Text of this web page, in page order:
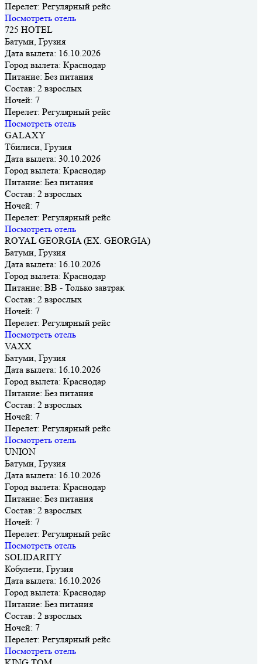
Перелет: Регулярный рейс
Посмотреть отель
725 HOTEL
Батуми, Грузия
Дата вылета: 16.10.2026
Город вылета: Краснодар
Питание: Без питания
Состав: 2 взрослых
Ночей: 7
Перелет: Регулярный рейс
Посмотреть отель
GALAXY
Тбилиси, Грузия
Дата вылета: 30.10.2026
Город вылета: Краснодар
Питание: Без питания
Состав: 2 взрослых
Ночей: 7
Перелет: Регулярный рейс
Посмотреть отель
ROYAL GEORGIA (EX. GEORGIA)
Батуми, Грузия
Дата вылета: 16.10.2026
Город вылета: Краснодар
Питание: BB - Только завтрак
Состав: 2 взрослых
Ночей: 7
Перелет: Регулярный рейс
Посмотреть отель
VAXX
Батуми, Грузия
Дата вылета: 16.10.2026
Город вылета: Краснодар
Питание: Без питания
Состав: 2 взрослых
Ночей: 7
Перелет: Регулярный рейс
Посмотреть отель
UNION
Батуми, Грузия
Дата вылета: 16.10.2026
Город вылета: Краснодар
Питание: Без питания
Состав: 2 взрослых
Ночей: 7
Перелет: Регулярный рейс
Посмотреть отель
SOLIDARITY
Кобулети, Грузия
Дата вылета: 16.10.2026
Город вылета: Краснодар
Питание: Без питания
Состав: 2 взрослых
Ночей: 7
Перелет: Регулярный рейс
Посмотреть отель